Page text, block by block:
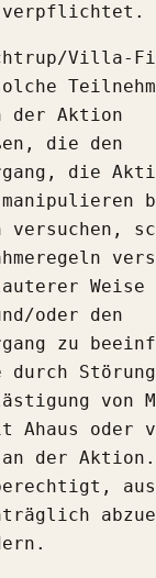
verpflichtet.
Villa-
der Aktion
die den
die
versuchen,
Weise
oder den
zu
durch
von
oder
an der